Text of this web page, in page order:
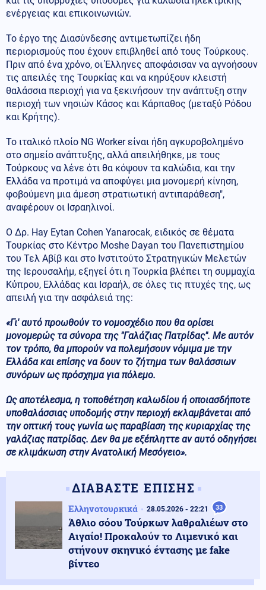
ενέργειας και επικοινωνιών.
Το έργο της Διασύνδεσης αντιμετωπίζει ήδη
περιορισμούς που έχουν επιβληθεί από τους Τούρκους.
Πριν από ένα χρόνο, οι Έλληνες αποφάσισαν να αγνοήσουν
τις απειλές της Τουρκίας και να κηρύξουν κλειστή
θαλάσσια περιοχή για να ξεκινήσουν την ανάπτυξη στην
περιοχή των νησιών Κάσος και Κάρπαθος (μεταξύ Ρόδου
και Κρήτης).
Το ιταλικό πλοίο NG Worker είναι ήδη αγκυροβολημένο
στο σημείο ανάπτυξης, αλλά απειλήθηκε, με τους
Τούρκους να λένε ότι θα κόψουν τα καλώδια, και την
Ελλάδα να προτιμά να αποφύγει μια μονομερή κίνηση,
φοβούμενη μια άμεση στρατιωτική αντιπαράθεση",
αναφέρουν οι Ισραηλινοί.
Ο Δρ. Hay Eytan Cohen Yanarocak, ειδικός σε θέματα
Τουρκίας στο Κέντρο Moshe Dayan του Πανεπιστημίου
του Τελ Αβίβ και στο Ινστιτούτο Στρατηγικών Μελετών
της Ιερουσαλήμ, εξηγεί ότι η Τουρκία βλέπει τη συμμαχία
Κύπρου, Ελλάδας και Ισραήλ, σε όλες τις πτυχές της, ως
απειλή για την ασφάλειά της:
«Γι' αυτό προωθούν το νομοσχέδιο που θα ορίσει
μονομερώς τα σύνορα της "Γαλάζιας Πατρίδας". Με αυτόν
τον τρόπο, θα μπορούν να πολεμήσουν νόμιμα με την
Ελλάδα και επίσης να δουν το ζήτημα των θαλάσσιων
συνόρων ως πρόσχημα για πόλεμο.
Ως αποτέλεσμα, η τοποθέτηση καλωδίου ή οποιασδήποτε
υποθαλάσσιας υποδομής στην περιοχή εκλαμβάνεται από
την οπτική τους γωνία ως παραβίαση της κυριαρχίας της
γαλάζιας πατρίδας. Δεν θα με εξέπληττε αν αυτό οδηγήσει
σε κλιμάκωση στην Ανατολική Μεσόγειο».
ΔΙΑΒΑΣΤΕ ΕΠΙΣΗΣ
Ελληνοτουρκικά 28.05.2026 - 22:21 33
Άθλιο σόου Τούρκων λαθραλιέων στο
Αιγαίο! Προκαλούν το Λιμενικό και
στήνουν σκηνικό έντασης με fake
βίντεο